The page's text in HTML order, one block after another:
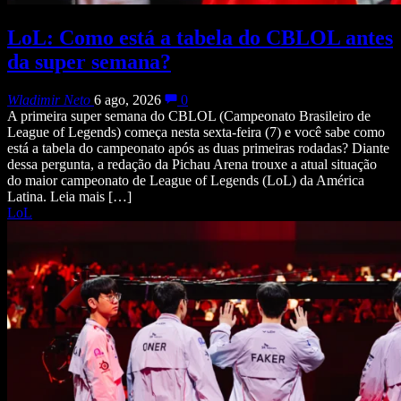
LoL: Como está a tabela do CBLOL antes
da super semana?
Wladimir Neto 6 ago, 2026
0
A primeira super semana do CBLOL (Campeonato Brasileiro de
League of Legends) começa nesta sexta-feira (7) e você sabe como
está a tabela do campeonato após as duas primeiras rodadas? Diante
dessa pergunta, a redação da Pichau Arena trouxe a atual situação
do maior campeonato de League of Legends (LoL) da América
Latina. Leia mais […]
LoL